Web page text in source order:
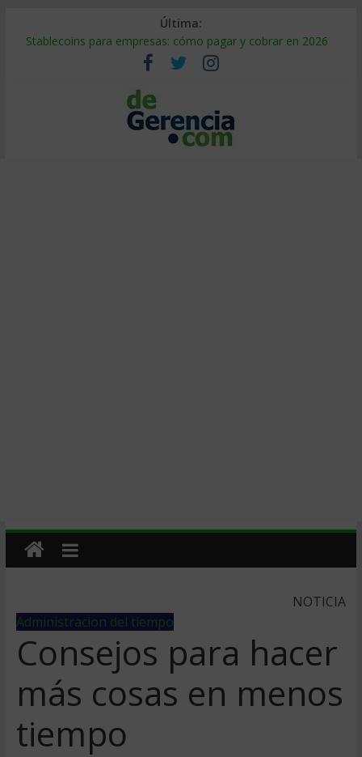
Última:
Stablecoins para empresas: cómo pagar y cobrar en 2026
Despido silencioso: qué es y por qué sale tan caro
IA en selección de personal: cómo auditarla a tiempo
Trabajo forzoso en la cadena de suministro: qué hacer
Mercado hispano de EE. UU.: cómo segmentarlo y venderle
NOTICIA
Administracion del tiempo
Consejos para hacer
más cosas en menos
tiempo